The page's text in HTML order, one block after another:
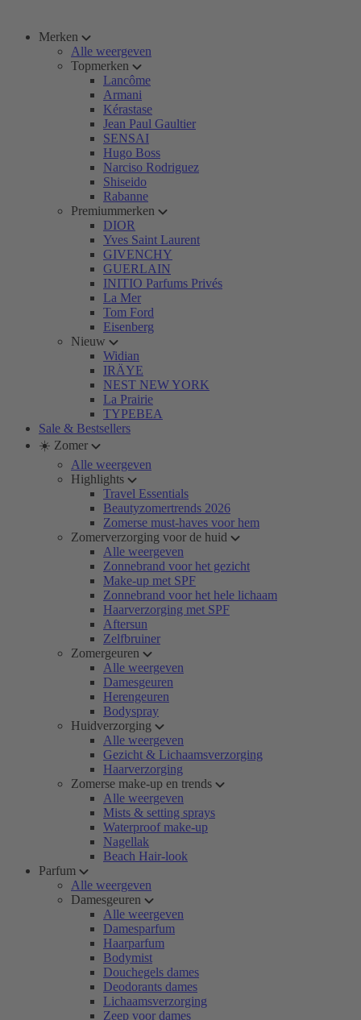
Merken
Alle weergeven
Topmerken
Lancôme
Armani
Kérastase
Jean Paul Gaultier
SENSAI
Hugo Boss
Narciso Rodriguez
Shiseido
Rabanne
Premiummerken
DIOR
Yves Saint Laurent
GIVENCHY
GUERLAIN
INITIO Parfums Privés
La Mer
Tom Ford
Eisenberg
Nieuw
Widian
IRÄYE
NEST NEW YORK
La Prairie
TYPEBEA
Sale & Bestsellers
☀️ Zomer
Alle weergeven
Highlights
Travel Essentials
Beautyzomertrends 2026
Zomerse must-haves voor hem
Zomerverzorging voor de huid
Alle weergeven
Zonnebrand voor het gezicht
Make-up met SPF
Zonnebrand voor het hele lichaam
Haarverzorging met SPF
Aftersun
Zelfbruiner
Zomergeuren
Alle weergeven
Damesgeuren
Herengeuren
Bodyspray
Huidverzorging
Alle weergeven
Gezicht & Lichaamsverzorging
Haarverzorging
Zomerse make-up en trends
Alle weergeven
Mists & setting sprays
Waterproof make-up
Nagellak
Beach Hair-look
Parfum
Alle weergeven
Damesgeuren
Alle weergeven
Damesparfum
Haarparfum
Bodymist
Douchegels dames
Deodorants dames
Lichaamsverzorging
Zeep voor dames